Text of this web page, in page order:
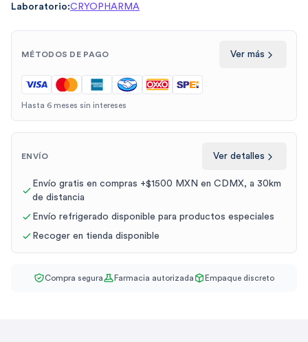
Laboratorio:CRYOPHARMA
MÉTODOS DE PAGO Ver más
Hasta 6 meses sin intereses
ENVÍO Ver detalles
Envío gratis en compras +$1500 MXN en CDMX, a 30km
de distancia
Envío refrigerado disponible para productos especiales
Recoger en tienda disponible
Compra segura Farmacia autorizada Empaque discreto